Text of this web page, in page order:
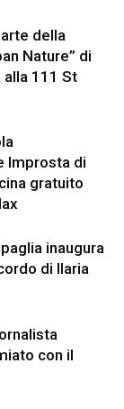
della
Nature” di
alla 111 St
Improsta di
gratuito
inaugura
di Ilaria
con il